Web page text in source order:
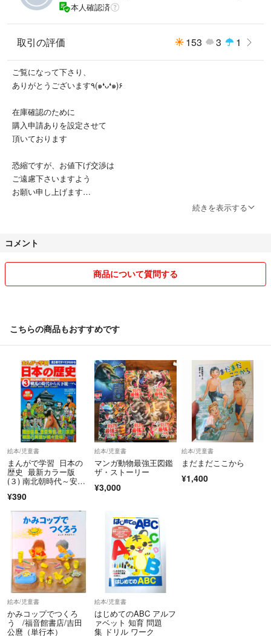
本人確認済
取引の評価 153 3 1
ご覧になって下さり、
ありがとうございます٩(๑❛ᴗ❛๑)۶
在庫確認のために
購入申請ありを設定させて
頂いております
恐縮ですが、お値下げ交渉は
ご遠慮下さいますよう
お願い申し上げます
見落とし等があることもございます。
ご購入をお願い致します。
（非喫煙・ペットなし）
ＵＳＥＤ品や新品・未使用品でも
自宅保管品となりますので
神経質な方、細かな点まで
気になさる方は購入しないで下さい。
固くお断り申し上げます。
お取引後に、お互いが不快な気持ちになることを避ける為です。
重ねて固くお断り申し上げます。
資源の配慮から、
梱包はリサイクルの袋を
使用させて頂きます。
あらかじめご了承下さいませ。
出来るだけ迅速丁寧なお取引を
心掛けておりますが、
仕事の都合で対応が
遅くなることがございます。
続きを表示する
コメント
商品について質問する
こちらの商品もおすすめです
絵本/児童書
まんがで学習 日本の
歴史 最新カラー版
(３) 南北朝時代～安土
から天下統一へ／小和
¥390
絵本/児童書
マンガ動物最強王図鑑
ザ・ストーリー
¥3,000
絵本/児童書
まだまだここから
¥1,400
絵本/児童書
かみコップでつくろ
う /福音館書店/吉田
公麿（単行本）
絵本/児童書
はじめてのABC アルフ
ァベット 知育 問題
集 ドリル ワーク